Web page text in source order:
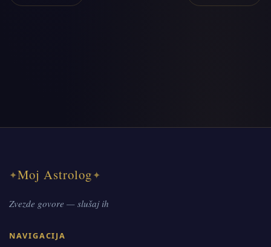
✦Moj Astrolog✦
Zvezde govore — slušaj ih
NAVIGACIJA